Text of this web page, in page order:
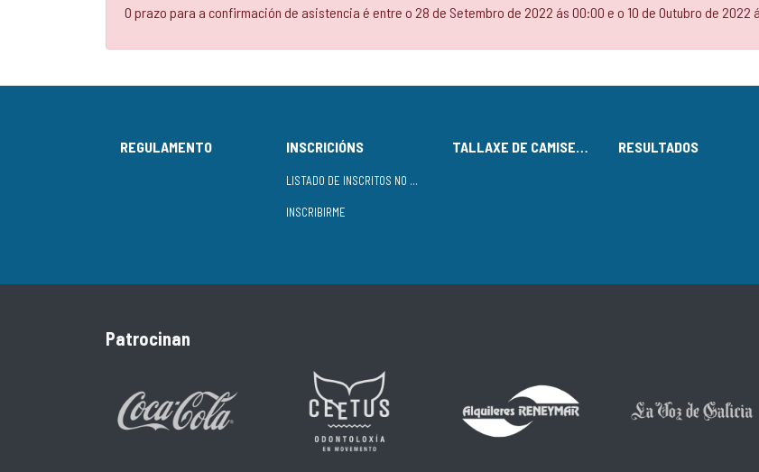
O prazo para a confirmación de asistencia é entre o 28 de Setembro de 2022 ás 00:00 e o 10 de Outubro de 2022
REGULAMENTO INSCRICIÓNS
LISTADO DE INSCRITOS NO CIRCUÍTO
INSCRIBIRME
TALLAXE DE CAMISETAS RESULTADOS
Patrocinan